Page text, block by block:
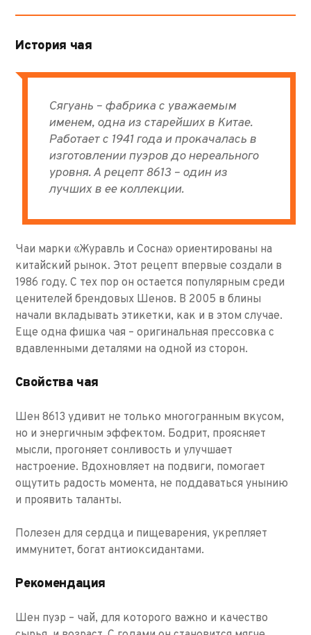
История чая
Сягуань – фабрика с уважаемым
именем, одна из старейших в Китае.
Работает с 1941 года и прокачалась в
изготовлении пуэров до нереального
уровня. А рецепт 8613 – один из
лучших в ее коллекции.
Чаи марки «Журавль и Сосна» ориентированы на
китайский рынок. Этот рецепт впервые создали в
1986 году. С тех пор он остается популярным среди
ценителей брендовых Шенов. В 2005 в блины
начали вкладывать этикетки, как и в этом случае.
Еще одна фишка чая – оригинальная прессовка с
вдавленными деталями на одной из сторон.
Свойства чая
Шен 8613 удивит не только многогранным вкусом,
но и энергичным эффектом. Бодрит, проясняет
мысли, прогоняет сонливость и улучшает
настроение. Вдохновляет на подвиги, помогает
ощутить радость момента, не поддаваться унынию
и проявить таланты.
Полезен для сердца и пищеварения, укрепляет
иммунитет, богат антиоксидантами.
Рекомендация
Шен пуэр – чай, для которого важно и качество